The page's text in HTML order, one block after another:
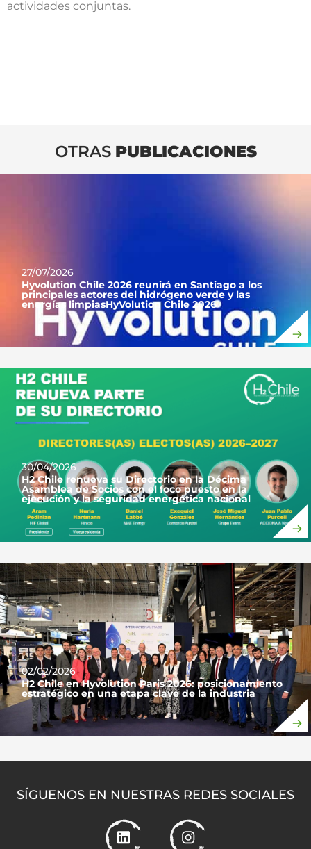
actividades conjuntas.
OTRAS PUBLICACIONES
27/07/2026
Hyvolution Chile 2026 reunirá en Santiago a los
principales actores del hidrógeno verde y las
energías limpiasHyVolution Chile 2026
30/04/2026
H2 Chile renueva su Directorio en la Décima
Asamblea de Socios con el foco puesto en la
ejecución y la seguridad energética nacional
02/02/2026
H2 Chile en Hyvolution Paris 2026: posicionamiento
estratégico en una etapa clave de la industria
SÍGUENOS EN NUESTRAS REDES SOCIALES